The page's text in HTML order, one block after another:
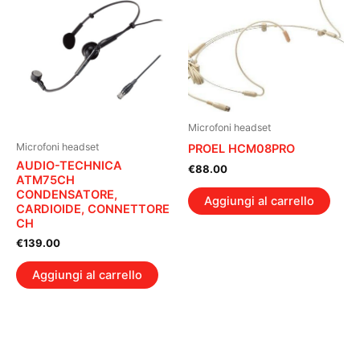
Microfoni headset
AUDIO-TECHNICA
ATM75CH
CONDENSATORE,
CARDIOIDE, CONNETTORE
CH
€139.00
Aggiungi al carrello
Microfoni headset
PROEL HCM08PRO
€88.00
Aggiungi al carrello